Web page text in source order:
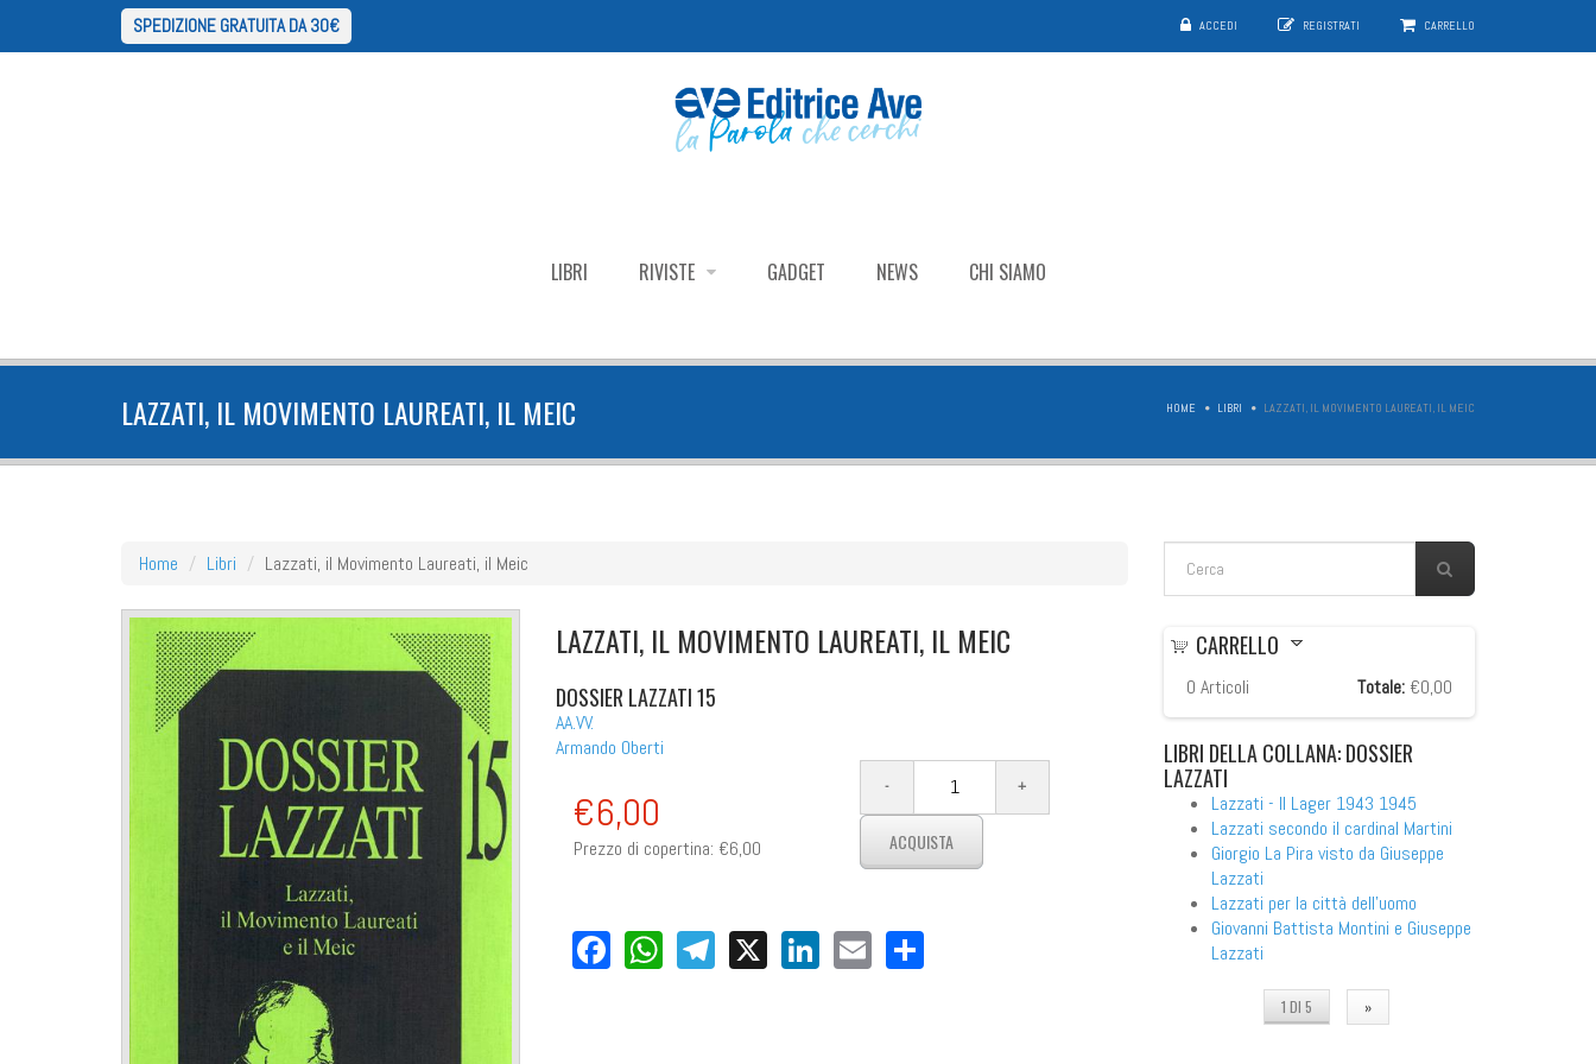
SPEDIZIONE GRATUITA DA 30€ ACCEDI REGISTRATI CARRELLO
LIBRI RIVISTE GADGET NEWS CHI SIAMO
LAZZATI, IL MOVIMENTO LAUREATI, IL MEIC HOME LIBRI LAZZATI, IL MOVIMENTO LAUREATI, IL MEIC
Home Libri Lazzati, il Movimento Laureati, il Meic FORM DI RICERCA
LAZZATI, IL MOVIMENTO LAUREATI, IL MEIC
DOSSIER LAZZATI 15
AA.VV.
Armando Oberti
€6,00
Prezzo di copertina: €6,00
Facebook
WhatsApp
Telegram
X LinkedIn
EmailShare
CARRELLO
0 Articoli Totale: €0,00
LIBRI DELLA COLLANA: DOSSIER
LAZZATI
Lazzati - Il Lager 1943 1945
Lazzati secondo il cardinal Martini
Giorgio La Pira visto da Giuseppe
Lazzati
Lazzati per la città dell'uomo
Giovanni Battista Montini e Giuseppe
Lazzati
1 DI 5 »